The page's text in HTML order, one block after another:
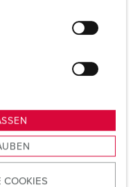
COOKIES